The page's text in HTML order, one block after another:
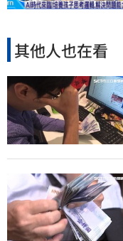
其他人也在看